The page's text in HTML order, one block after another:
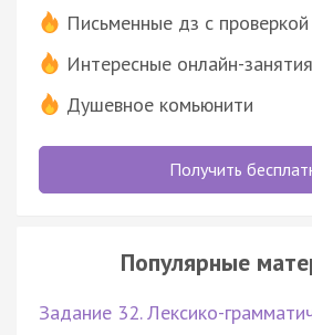
Письменные дз с проверкой
Интересные онлайн-занятия
Душевное комьюнити
Получить
Популярные
Задание 32. Лексико-